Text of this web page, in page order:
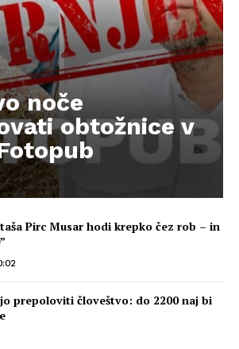
noče
obtožnice v
Pirc Musar hodi krepko čez rob – in
prepoloviti človeštvo: do 2200 naj bi